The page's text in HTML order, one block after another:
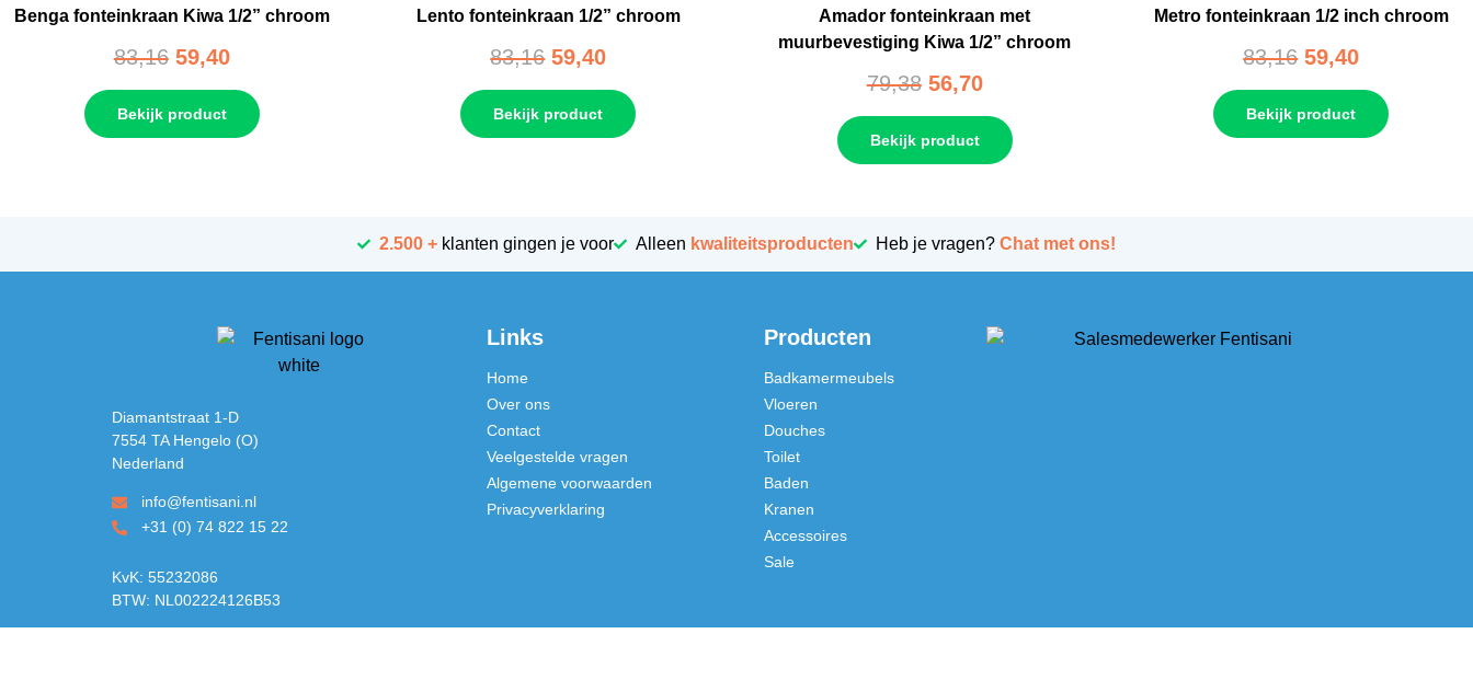
Benga fonteinkraan Kiwa 1/2” chroom
83,16 59,40
Bekijk product
Lento fonteinkraan 1/2” chroom
83,16 59,40
Bekijk product
Amador fonteinkraan met
muurbevestiging Kiwa 1/2” chroom
79,38 56,70
Bekijk product
Metro fonteinkraan 1/2 inch chroom
83,16 59,40
Bekijk product
2.500 + klanten gingen je voor Alleen kwaliteitsproducten Heb je vragen? Chat met ons!
Diamantstraat 1-D
7554 TA Hengelo (O)
Nederland
info@fentisani.nl
+31 (0) 74 822 15 22
KvK: 55232086
BTW: NL002224126B53
Links
Home
Over ons
Contact
Veelgestelde vragen
Algemene voorwaarden
Privacyverklaring
Producten
Badkamermeubels
Vloeren
Douches
Toilet
Baden
Kranen
Accessoires
Sale